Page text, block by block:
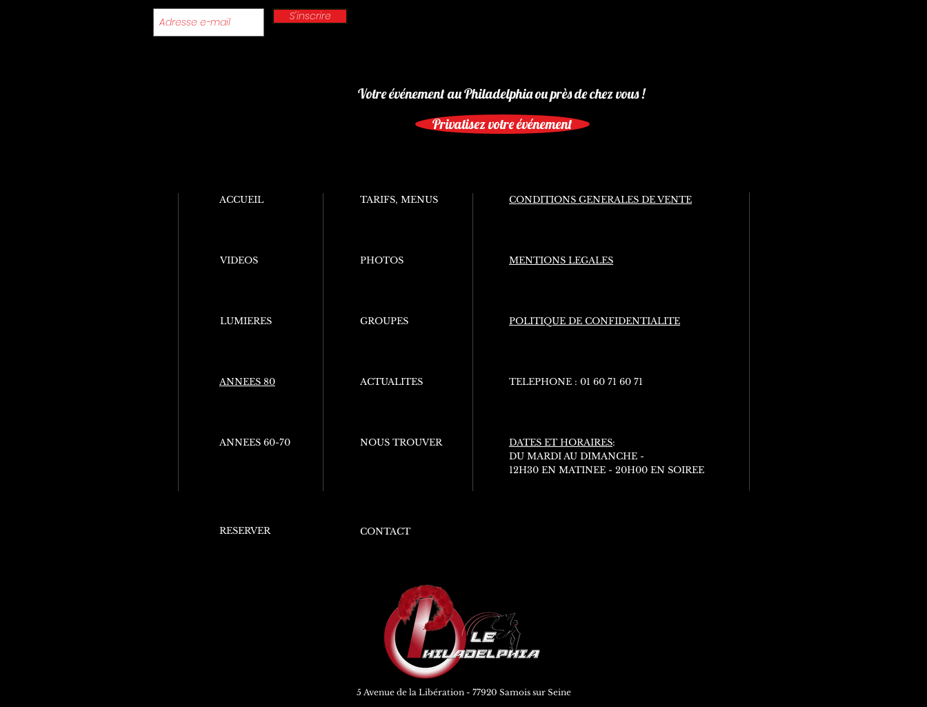
S'inscrire
Votre événement au Philadelphia ou près de chez vous !
Privatisez votre événement
ACCUEIL
VIDEOS
LUMIERES
ANNEES 80
ANNEES 60-70
TARIFS, MENUS
PHOTOS
GROUPES
ACTUALITES
NOUS TROUVER
CONDITIONS GENERALES DE VENTE
MENTIONS LEGALES
POLITIQUE DE CONFIDENTIALITE
TELEPHONE : 01 60 71 60 71
DATES ET HORAIRES:
DU MARDI AU DIMANCHE -
12H30 EN MATINEE - 20H00 EN SOIREE
RESERVER CONTACT
5 Avenue de la Libération - 77920 Samois sur Seine